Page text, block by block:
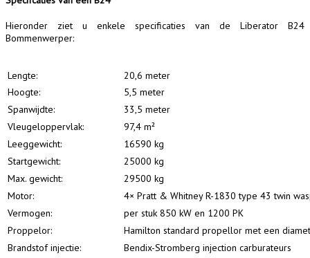
Hieronder ziet u enkele specificaties van de Liberator B24
Bommenwerper:
Lengte:
20,6 meter
Hoogte:
5,5 meter
Spanwijdte:
33,5 meter
Vleugeloppervlak:
97,4 m²
Leeggewicht:
16590 kg
Startgewicht:
25000 kg
Max. gewicht:
29500 kg
Motor:
4× Pratt & Whitney R-1830 type 43 twin
Vermogen:
per stuk 850 kW en 1200 PK
Proppelor:
Hamilton standard propellor met een
Brandstof injectie:
Bendix-Stromberg injection carburateurs